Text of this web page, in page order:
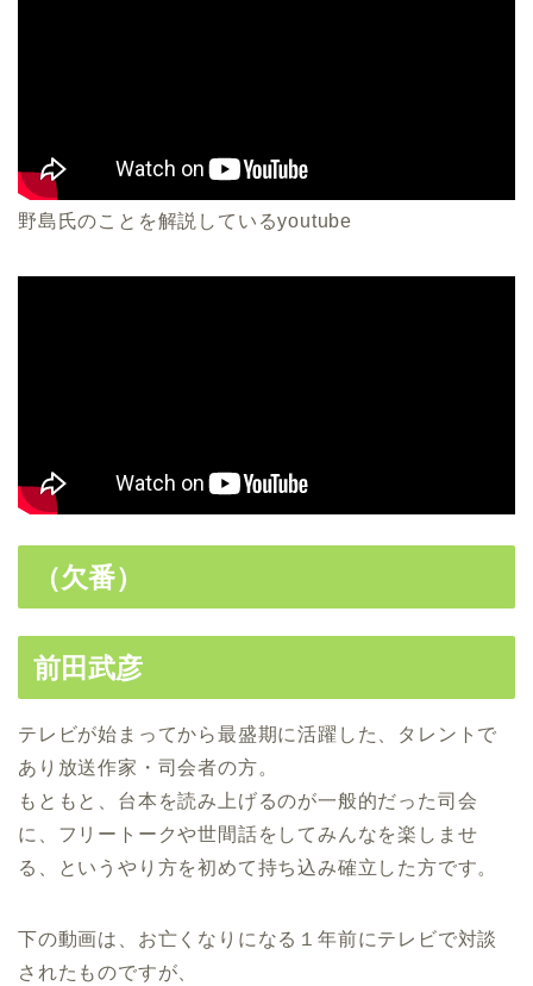
野島氏のことを解説しているyoutube
（欠番）
前田武彦
テレビが始まってから最盛期に活躍した、タレントで
あり放送作家・司会者の方。
もともと、台本を読み上げるのが一般的だった司会
に、フリートークや世間話をしてみんなを楽しませ
る、というやり方を初めて持ち込み確立した方です。
下の動画は、お亡くなりになる１年前にテレビで対談
されたものですが、